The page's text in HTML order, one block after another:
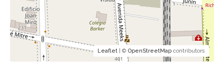
Leaflet | © OpenStreetMap contributors